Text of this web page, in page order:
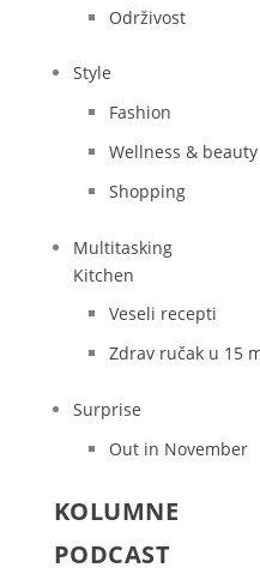
Održivost
Style
Fashion
Wellness & beauty
Shopping
Multitasking
Kitchen
Veseli recepti
Zdrav ručak u 15
Surprise
Out in November
KOLUMNE
PODCAST